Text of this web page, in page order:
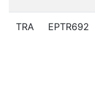
TRA EPTR692